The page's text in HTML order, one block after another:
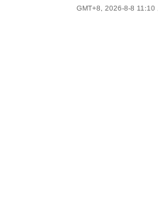
GMT+8, 2026-8-8 11:10